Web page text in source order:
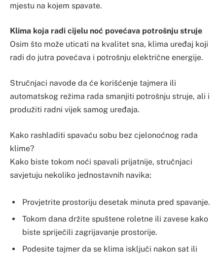
mjestu na kojem spavate.
Klima koja radi cijelu noć povećava potrošnju struje
Osim što može uticati na kvalitet sna, klima uređaj koji
radi do jutra povećava i potrošnju električne energije.
Stručnjaci navode da će korišćenje tajmera ili
automatskog režima rada smanjiti potrošnju struje, ali i
produžiti radni vijek samog uređaja.
Kako rashladiti spavaću sobu bez cjelonoćnog rada
klime?
Kako biste tokom noći spavali prijatnije, stručnjaci
savjetuju nekoliko jednostavnih navika:
Provjetrite prostoriju desetak minuta pred spavanje.
Tokom dana držite spuštene roletne ili zavese kako
biste spriječili zagrijavanje prostorije.
Podesite tajmer da se klima isključi nakon sat ili